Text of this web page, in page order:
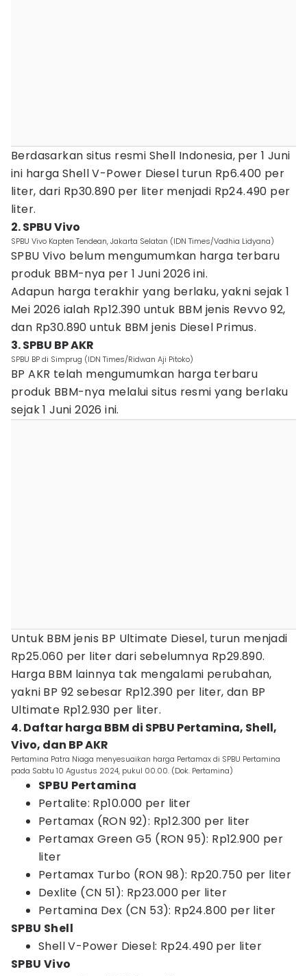
Berdasarkan situs resmi Shell Indonesia, per 1 Juni
ini harga Shell V-Power Diesel turun Rp6.400 per
liter, dari Rp30.890 per liter menjadi Rp24.490 per
liter.
2. SPBU Vivo
SPBU Vivo Kapten Tendean, Jakarta Selatan (IDN Times/Vadhia Lidyana)
SPBU Vivo belum mengumumkan harga terbaru
produk BBM-nya per 1 Juni 2026 ini.
Adapun harga terakhir yang berlaku, yakni sejak 1
Mei 2026 ialah Rp12.390 untuk BBM jenis Revvo 92,
dan Rp30.890 untuk BBM jenis Diesel Primus.
3. SPBU BP AKR
SPBU BP di Simprug (IDN Times/Ridwan Aji Pitoko)
BP AKR telah mengumumkan harga terbaru
produk BBM-nya melalui situs resmi yang berlaku
sejak 1 Juni 2026 ini.
Untuk BBM jenis BP Ultimate Diesel, turun menjadi
Rp25.060 per liter dari sebelumnya Rp29.890.
Harga BBM lainnya tak mengalami perubahan,
yakni BP 92 sebesar Rp12.390 per liter, dan BP
Ultimate Rp12.930 per liter.
4. Daftar harga BBM di SPBU Pertamina, Shell,
Vivo, dan BP AKR
Pertamina Patra Niaga menyesuaikan harga Pertamax di SPBU Pertamina
pada Sabtu 10 Agustus 2024, pukul 00.00. (Dok. Pertamina)
SPBU Pertamina
Pertalite: Rp10.000 per liter
Pertamax (RON 92): Rp12.300 per liter
Pertamax Green G5 (RON 95): Rp12.900 per
liter
Pertamax Turbo (RON 98): Rp20.750 per liter
Dexlite (CN 51): Rp23.000 per liter
Pertamina Dex (CN 53): Rp24.800 per liter
SPBU Shell
Shell V-Power Diesel: Rp24.490 per liter
SPBU Vivo